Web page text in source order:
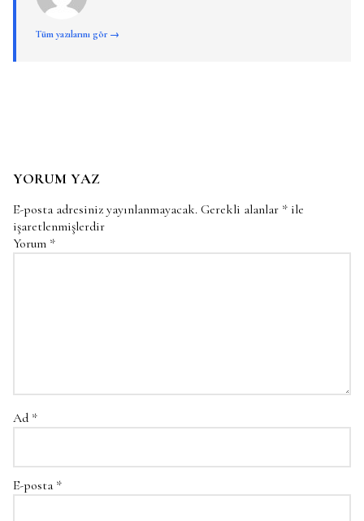
Tüm yazılarını gör →
YORUM YAZ
E-posta adresiniz yayınlanmayacak. Gerekli alanlar * ile
işaretlenmişlerdir
Yorum *
Ad *
E-posta *